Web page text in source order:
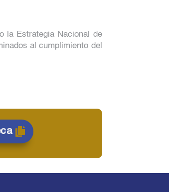
la Estrategia Nacional de
al cumplimiento del